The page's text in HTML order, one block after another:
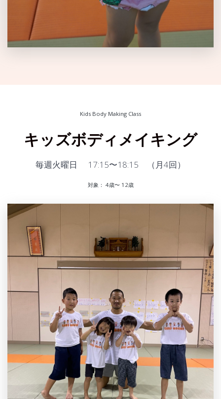
Kids Body Making Class
キッズボディメイキング
毎週火曜日 17:15〜18:15 （月4回）
対象： 4歳〜 12歳